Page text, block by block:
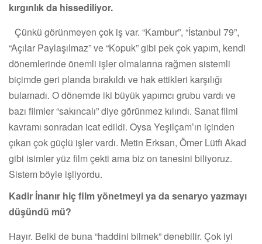
kırgınlık da hissediliyor.
Çünkü görünmeyen çok iş var. “Kambur”, “İstanbul 79”,
“Açılar Paylaşılmaz” ve “Kopuk” gibi pek çok yapım, kendi
dönemlerinde önemli işler olmalarına rağmen sistemli
biçimde geri planda bırakıldı ve hak ettikleri karşılığı
bulamadı. O dönemde iki büyük yapımcı grubu vardı ve
bazı filmler “sakıncalı” diye görünmez kılındı. Sanat filmi
kavramı sonradan icat edildi. Oysa Yeşilçam’ın içinden
çıkan çok güçlü işler vardı. Metin Erksan, Ömer Lütfi Akad
gibi isimler yüz film çekti ama biz on tanesini biliyoruz.
Sistem böyle işliyordu.
Kadir İnanır hiç film yönetmeyi ya da senaryo yazmayı
düşündü mü?
Hayır. Belki de buna “haddini bilmek” denebilir. Çok iyi